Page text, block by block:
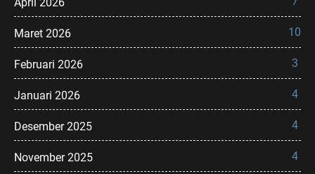
April 2026
Maret 2026 10
Februari 2026 3
Januari 2026 4
Desember 2025 4
November 2025 4